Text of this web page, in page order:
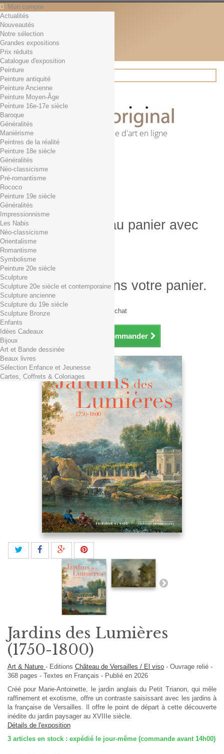
Mon compte
Contact
Français
English
Français
Actualités
Rechercher
Première librairie d'art en ligne
Panier (vide)
Aucun produit
0,01€ dès 29€ d'achat
0,00 € Total
Commander
Produit ajouté au panier avec
succès
Quantité
Total
Il y a 1 produit dans votre panier.
Total produits TTC
Frais de port TTC
0,01€ dès 29€ d'achat
Total TTC
Continuer mes achats Commander
Actualités
Nouveautés
Notre sélection
Grandes expositions
Prix réduits
Catalogue d'exposition
Peinture
Peinture antiquité
Peinture Ancienne
Peinture Moyen-Âge
Peinture 16e-17e siècle
Baroque
Généralités
Maniérisme
Peintres de la réalité
Peinture 18e siècle
Généralités
Néo-classicisme
Pré-romantisme
Rococo
Peinture 19e siècle
Généralités
Impressionnisme
Les Nabis
Néo-classicisme
Orientalisme
Romantisme
Symbolisme
Peinture 20e siècle
Sculpture
Sculpture 20e siècle et contemporaine
Sculpture ancienne
Sculpture du 19e siècle
Sculpture Bronze
Enfants
Idées Cadeaux
Bijoux
Art et Bande dessinée
Beaux livres
Sélection Enfance et Jeunesse
Cartes, Coffrets & Coloriages
Jardins des Lumières
(1750-1800)
Art & Nature - Editions Château de Versailles / El viso - Ouvrage relié -
368 pages - Textes en Français - Publié en 2026
Créé pour Marie-Antoinette, le jardin anglais du Petit Trianon, qui mêle
raffinement et exotisme, offre un contraste saisissant avec les jardins à
la française de Versailles. Il offre le point de départ à cette découverte
inédite du jardin paysager au XVIIIe siècle.
Détails de l'exposition
3 articles en stock : expédié le jour-même (commande avant 14h00)